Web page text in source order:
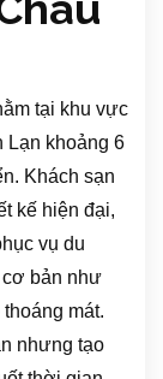
tại khu vực
Lạn khoảng 6
Khách sạn
kế hiện đại,
vụ du
cơ bản như
mát.
nhưng tạo